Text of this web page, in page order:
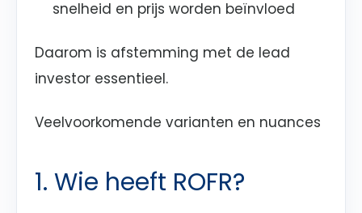
snelheid en prijs worden beïnvloed
Daarom is afstemming met de lead
investor essentieel.
Veelvoorkomende varianten en nuances
1. Wie heeft ROFR?